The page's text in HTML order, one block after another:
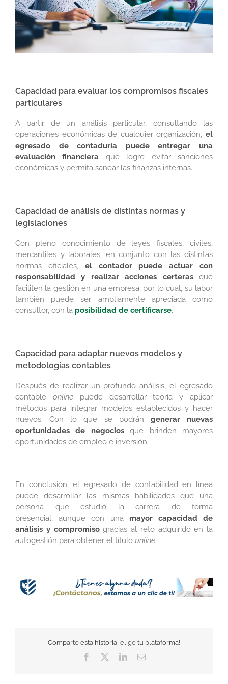
Capacidad para evaluar los compromisos fiscales
particulares
A partir de un análisis particular, consultando las
operaciones económicas de cualquier organización, el
egresado de contaduría puede entregar una
evaluación financiera que logre evitar sanciones
económicas y permita sanear las finanzas internas.
Capacidad de análisis de distintas normas y
legislaciones
Con pleno conocimiento de leyes fiscales, civiles,
mercantiles y laborales, en conjunto con las distintas
normas oficiales, el contador puede actuar con
responsabilidad y realizar acciones certerasque
faciliten la gestión en una empresa, por lo cual, su labor
también puede ser ampliamente apreciada como
consultor, con la posibilidad de certificarse.
Capacidad para adaptar nuevos modelos y
metodologías contables
Después de realizar un profundo análisis, el egresado
contable online puede desarrollar teoría y aplicar
métodos para integrar modelos establecidos y hacer
nuevos. Con lo que se podrán generar nuevas
oportunidades de negociosque brinden mayores
oportunidades de empleo e inversión.
En conclusión, el egresado de contabilidad en línea
puede desarrollar las mismas habilidades que una
persona que estudió la carrera de forma
presencial, aunque con una mayor capacidad de
análisis y compromisogracias al reto adquirido en la
autogestión para obtener el título online.
Comparte esta historia, elige tu plataforma!
Facebook
TwitterLinkedInCorreo